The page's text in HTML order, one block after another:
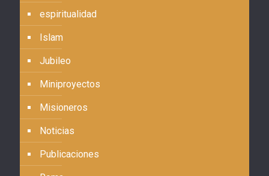
espiritualidad
Islam
Jubileo
Miniproyectos
Misioneros
Noticias
Publicaciones